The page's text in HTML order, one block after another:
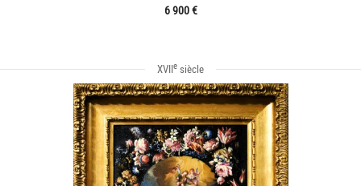
6 900 €
XVIIe siècle